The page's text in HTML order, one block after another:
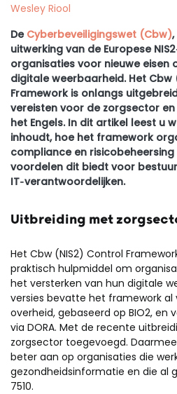
Wesley Riool
De Cyberbeveiligingswet (Cbw)
uitwerking van de Europese
organisaties voor nieuwe eisen
digitale weerbaarheid. Het Cbw
Framework is onlangs
vereisten voor de zorgsector
het Engels. In dit artikel leest u
inhoudt, hoe het framework
compliance en
voordelen dit biedt voor
IT‑verantwoordelijken.
Uitbreiding met
Het Cbw (NIS2) Control
praktisch hulpmiddel om
het versterken van hun digitale
versies bevatte het framework al
overheid, gebaseerd op BIO2, en
via DORA. Met de recente
zorgsector toegevoegd.
beter aan op organisaties die
gezondheidsinformatie en die al
7510.